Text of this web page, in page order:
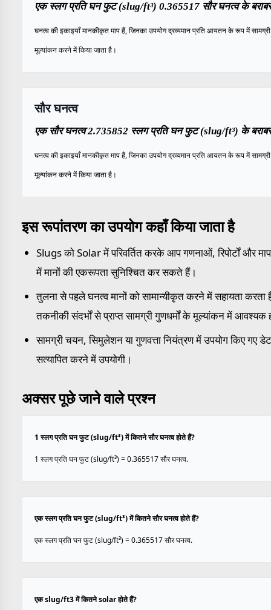
एक स्लग प्रति घन फुट (slug/ft³) 0.365517 सौर घनत्व के बराबर
घनत्व की इकाइयाँ मानकीकृत माप हैं, जिनका उपयोग द्रव्यमान प्रति आयतन के रूप में
मूल्यांकन करने में किया जाता है।
सौर घनत्व
एक सौर घनत्व 2.735852 स्लग प्रति घन फुट (slug/ft³) के बराबर
घनत्व की इकाइयाँ मानकीकृत माप हैं, जिनका उपयोग द्रव्यमान प्रति आयतन के रूप में
मूल्यांकन करने में किया जाता है।
इस रूपांतरण का उपयोग कहाँ किया जाता है
Slugs को Solar में परिवर्तित करके आप गणनाओं, रिपोर्टों और
में मानों की एकरूपता सुनिश्चित कर सकते हैं।
तुलना से पहले घनत्व मानों को सामान्यीकृत करने में सहायता करता
तकनीकी संदर्भों से प्राप्त सामग्री गुणधर्मों के मूल्यांकन में आवश्यक
सामग्री चयन, सिमुलेशन या गुणवत्ता नियंत्रण में उपयोग किए गए
सत्यापित करने में उपयोगी।
अक्सर पूछे जाने वाले प्रश्न
1 स्लग प्रति घन फुट (slug/ft³) में कितने सौर घनत्व होते हैं?
1 स्लग प्रति घन फुट (slug/ft³) = 0.365517 सौर घनत्व.
एक स्लग प्रति घन फुट (slug/ft³) में कितने सौर घनत्व होते हैं?
एक स्लग प्रति घन फुट (slug/ft³) = 0.365517 सौर घनत्व.
एक slug/ft3 में कितने solar होते हैं?